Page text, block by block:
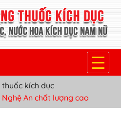
thuốc kích dục
An chất lượng cao